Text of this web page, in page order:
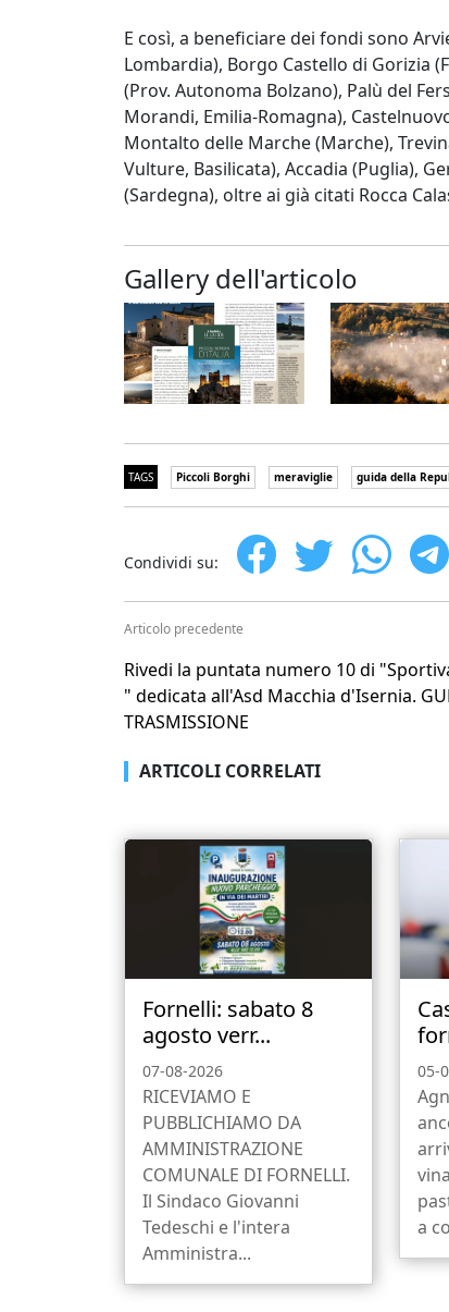
E così, a beneficiare dei fondi sono
Lombardia), Borgo Castello di Gorizia
(Prov. Autonoma Bolzano), Palù del
Morandi, Emilia-Romagna),
Montalto delle Marche (Marche),
Vulture, Basilicata), Accadia (Puglia),
(Sardegna), oltre ai già citati Rocca
Gallery dell'articolo
TAGS Piccoli Borghi meraviglie guida della
Condividi su:
Articolo precedente
Rivedi la puntata numero 10 di
" dedicata all'Asd Macchia d'Isernia.
TRASMISSIONE
ARTICOLI CORRELATI
Fornelli: sabato 8
agosto verr...
07-08-2026
RICEVIAMO E
PUBBLICHIAMO DA
AMMINISTRAZIONE
COMUNALE DI FORNELLI.
Il Sindaco Giovanni
Tedeschi e l'intera
Amministra...
05-
a